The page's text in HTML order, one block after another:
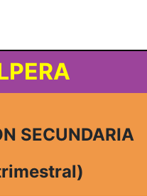
SECUNDARIA